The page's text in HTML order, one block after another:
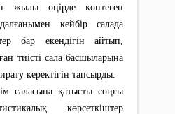
жылы өңірде көптеген
кейбір салада
бар екендігін айтып,
тиісті сала басшыларына
керектігін тапсырды.
саласына қатысты соңғы
көрсеткіштер